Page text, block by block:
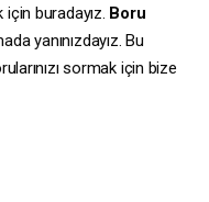
buradayız. Boru
yanınızdayız. Bu
sormak için bize